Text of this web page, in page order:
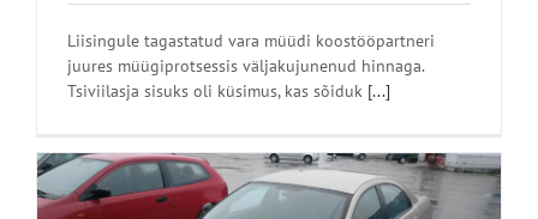
Liisingule tagastatud vara müüdi koostööpartneri
juures müügiprotsessis väljakujunenud hinnaga.
Tsiviilasja sisuks oli küsimus, kas sõiduk [...]